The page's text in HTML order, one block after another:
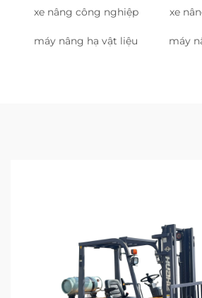
xe nâng công nghiệp xe
máy nâng hạ vật liệu máy